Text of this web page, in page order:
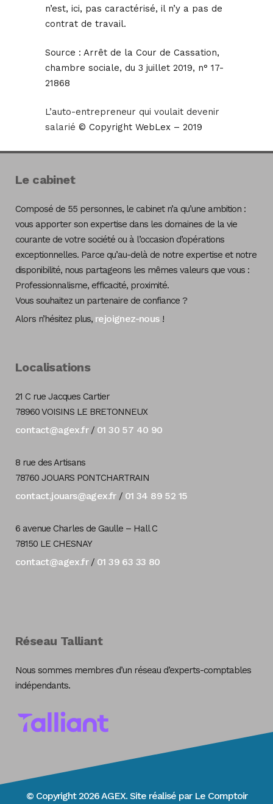
n’est, ici, pas caractérisé, il n’y a pas de
contrat de travail.
Source : Arrêt de la Cour de Cassation,
chambre sociale, du 3 juillet 2019, n° 17-
21868
L’auto-entrepreneur qui voulait devenir
salarié © Copyright WebLex – 2019
Le cabinet
Composé de 55 personnes, le cabinet n’a qu’une ambition :
vous apporter son expertise dans les domaines de la vie
courante de votre société ou à l’occasion d’opérations
exceptionnelles. Parce qu’au-delà de notre expertise et notre
disponibilité, nous partageons les mêmes valeurs que vous :
Professionnalisme, efficacité, proximité.
Vous souhaitez un partenaire de confiance ?
Alors n’hésitez plus, rejoignez-nous!
Localisations
21 C rue Jacques Cartier
78960 VOISINS LE BRETONNEUX
contact@agex.fr/ 01 30 57 40 90
8 rue des Artisans
78760 JOUARS PONTCHARTRAIN
contact.jouars@agex.fr/ 01 34 89 52 15
6 avenue Charles de Gaulle – Hall C
78150 LE CHESNAY
contact@agex.fr/ 01 39 63 33 80
Réseau Talliant
Nous sommes membres d’un réseau d’experts-comptables
indépendants.
© Copyright 2026 AGEX. Site réalisé par Le Comptoir